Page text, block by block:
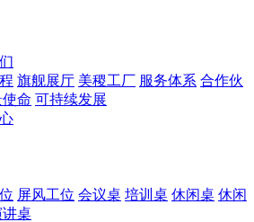
旗舰展厅 美稷工厂 服务体系 合作伙
命 可持续发展
屏风工位 会议桌 培训桌 休闲桌 休闲
桌